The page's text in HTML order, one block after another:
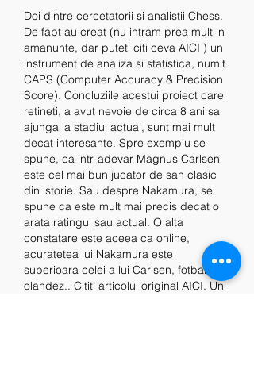
Doi dintre cercetatorii si analistii Chess.
De fapt au creat (nu intram prea mult in
amanunte, dar puteti citi ceva AICI ) un
instrument de analiza si statistica, numit
CAPS (Computer Accuracy & Precision
Score). Concluziile acestui proiect care
retineti, a avut nevoie de circa 8 ani sa
ajunga la stadiul actual, sunt mai mult
decat interesante. Spre exemplu se
spune, ca intr-adevar Magnus Carlsen
este cel mai bun jucator de sah clasic
din istorie. Sau despre Nakamura, se
spune ca este mult mai precis decat o
arata ratingul sau actual. O alta
constatare este aceea ca online,
acuratetea lui Nakamura este
superioara celei a lui Carlsen, fotbalul
olandez.. Cititi articolul original AICI. Un